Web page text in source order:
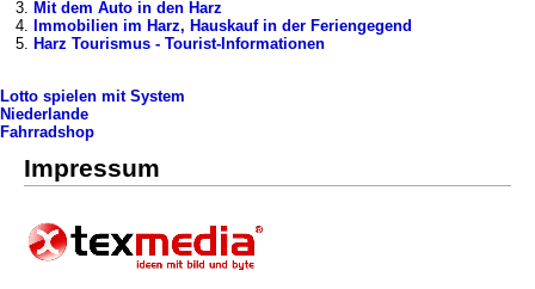
Mit dem Auto in den Harz
Immobilien im Harz, Hauskauf in der Feriengegend
Harz Tourismus - Tourist-Informationen
Lotto spielen mit System
Niederlande
Fahrradshop
Impressum